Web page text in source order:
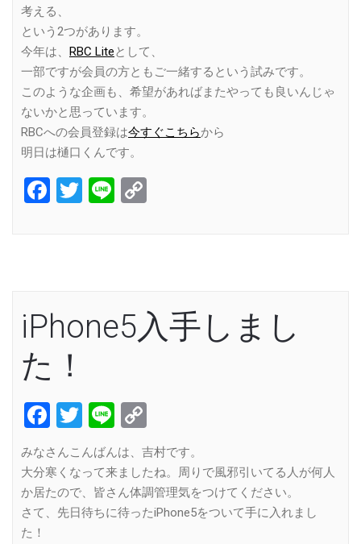
考える、
という2つがあります。
今年は、 RBC Liteとして、
一部ですが会員の方ともご一緒するという試みです。
このような企画も、希望があればまたやっても良いんじゃ
ないかと思っています。
RBCへの会員登録は今すぐこちらから
明日は樋口くんです。
Facebook
Twitter
Line
iPhone5入手しまし
た！
Facebook
Twitter
Line
Link
みなさんこんばんは、吉村です。
大分寒くなって来ましたね。周りで風邪引いてる人が何人
か居たので、皆さん体調管理気をつけてください。
さて、先日待ちに待ったiPhone5をついて手に入れまし
た！